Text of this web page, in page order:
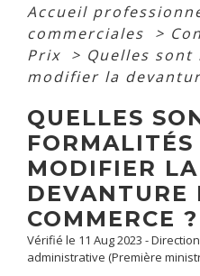
Accueil
commerciales
>
Prix > Quelles
modifier la
QUELLES
FORMALITÉS
MODIFIER LA
DEVANTURE
COMMERCE ?
Vérifié le 11 Aug 2023 -
administrative (Première